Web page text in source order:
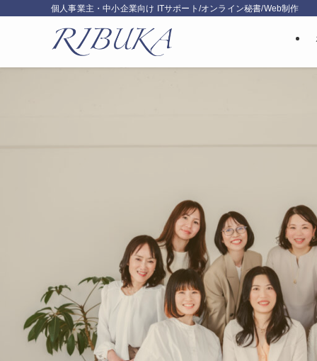
個人事業主・中小企業向け ITサポート/オンライン秘書/Web制作